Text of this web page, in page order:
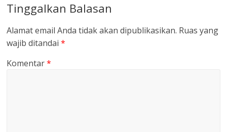
Tinggalkan Balasan
Alamat email Anda tidak akan dipublikasikan. Ruas yang
wajib ditandai*
Komentar*